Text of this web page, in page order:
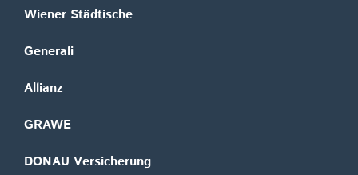
Wiener Städtische
Generali
Allianz
GRAWE
DONAU Versicherung